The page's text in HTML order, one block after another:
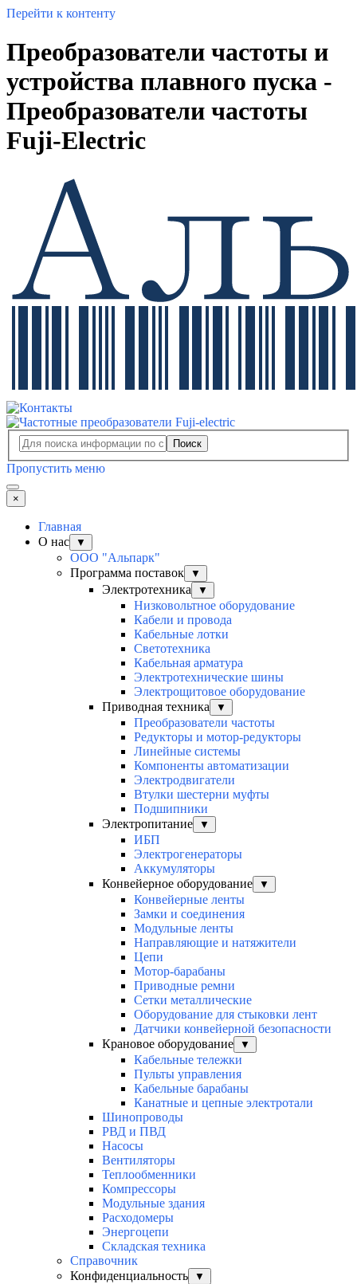
Перейти к контенту
Преобразователи частоты и
устройства плавного пуска -
Преобразователи частоты
Fuji-Electric
Поиск
Пропустить меню
×
Главная
О нас
▼
ООО "Альпарк"
Программа поставок
▼
Электротехника ▼
Низковольтное оборудование
Кабели и провода
Кабельные лотки
Светотехника
Кабельная арматура
Электротехнические шины
Электрощитовое оборудование
Приводная техника
▼
Преобразователи частоты
Редукторы и мотор-редукторы
Линейные системы
Компоненты автоматизации
Электродвигатели
Втулки шестерни муфты
Подшипники
Электропитание
▼
ИБП
Электрогенераторы
Аккумуляторы
Конвейерное оборудование
▼
Конвейерные ленты
Замки и соединения
Модульные ленты
Направляющие и натяжители
Цепи
Мотор-барабаны
Приводные ремни
Сетки металлические
Оборудование для стыковки лент
Датчики конвейерной безопасности
Крановое оборудование
▼
Кабельные тележки
Пульты управления
Кабельные барабаны
Канатные и цепные электротали
Шинопроводы
РВД и ПВД
Насосы
Вентиляторы
Теплообменники
Компрессоры
Модульные здания
Расходомеры
Энергоцепи
Складская техника
Справочник
Конфиденциальность
▼